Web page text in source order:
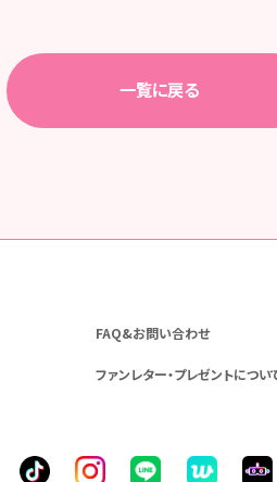
一覧に戻る
FAQ&お問い合わせ
ファンレター・プレゼントについ